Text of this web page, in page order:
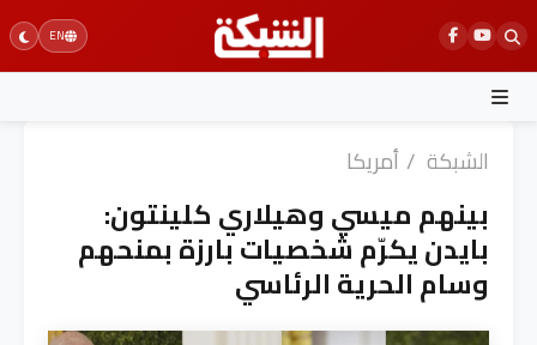
Skip
to
content
EN
الشبكة / أمريكا
بينهم ميسي وهيلاري كلينتون:
بايدن يكرّم شخصيات بارزة بمنحهم
وسام الحرية الرئاسي